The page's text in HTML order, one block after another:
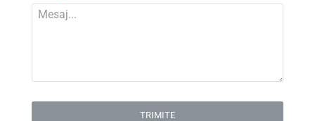
TRIMITE